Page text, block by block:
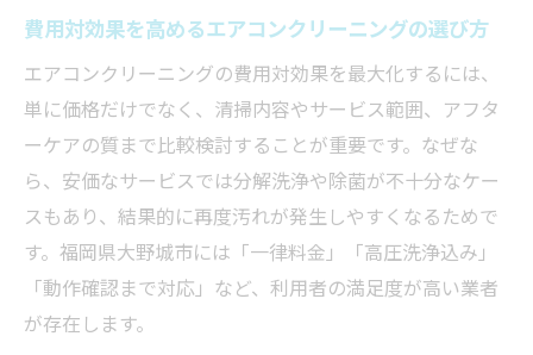
費用対効果を高めるエアコンクリーニングの選び方
エアコンクリーニングの費用対効果を最大化するには、
単に価格だけでなく、清掃内容やサービス範囲、アフタ
ーケアの質まで比較検討することが重要です。なぜな
ら、安価なサービスでは分解洗浄や除菌が不十分なケー
スもあり、結果的に再度汚れが発生しやすくなるためで
す。福岡県大野城市には「一律料金」「高圧洗浄込み」
「動作確認まで対応」など、利用者の満足度が高い業者
が存在します。